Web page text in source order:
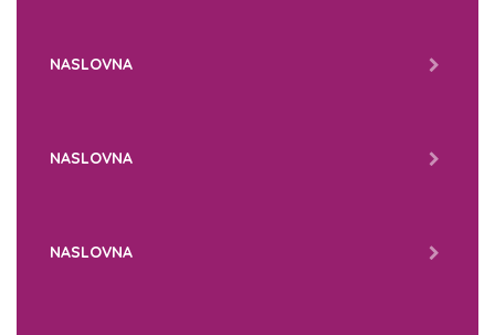
NASLOVNA
NASLOVNA
NASLOVNA